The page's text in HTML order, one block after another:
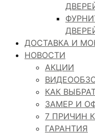
ДОСТАВКА И
НОВОСТИ
АКЦИИ
КАК
ЗАМЕР И
7 ПРИЧИН
ГАРАНТИЯ